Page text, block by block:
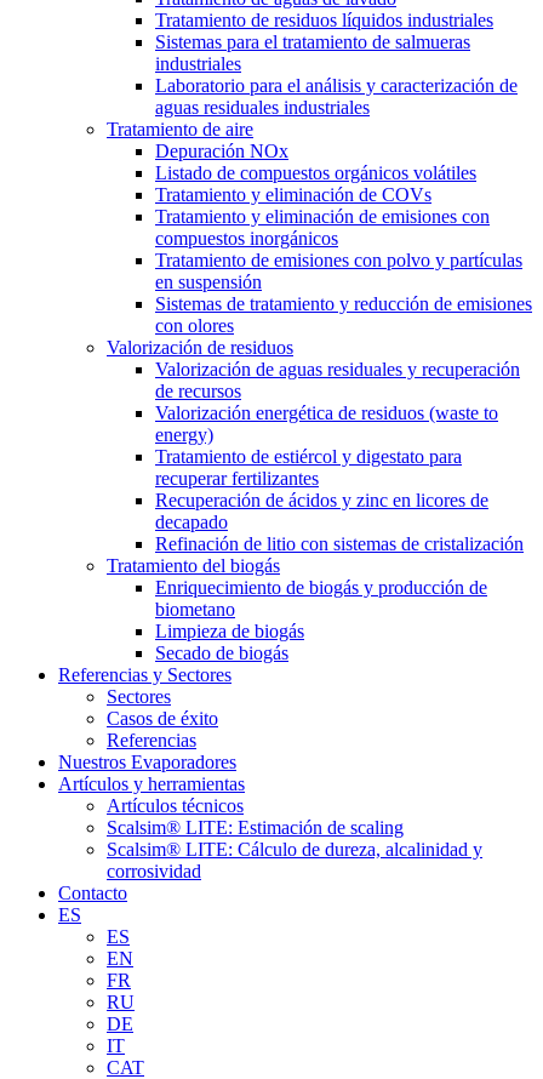
Tratamiento de residuos líquidos industriales
Sistemas para el tratamiento de salmueras
industriales
Laboratorio para el análisis y caracterización de
aguas residuales industriales
Tratamiento de aire
Depuración NOx
Listado de compuestos orgánicos volátiles
Tratamiento y eliminación de COVs
Tratamiento y eliminación de emisiones con
compuestos inorgánicos
Tratamiento de emisiones con polvo y partículas
en suspensión
Sistemas de tratamiento y reducción de emisiones
con olores
Valorización de residuos
Valorización de aguas residuales y recuperación
de recursos
Valorización energética de residuos (waste to
energy)
Tratamiento de estiércol y digestato para
recuperar fertilizantes
Recuperación de ácidos y zinc en licores de
decapado
Refinación de litio con sistemas de cristalización
Tratamiento del biogás
Enriquecimiento de biogás y producción de
biometano
Limpieza de biogás
Secado de biogás
Referencias y Sectores
Sectores
Casos de éxito
Referencias
Nuestros Evaporadores
Artículos y herramientas
Artículos técnicos
Scalsim® LITE: Estimación de scaling
Scalsim® LITE: Cálculo de dureza, alcalinidad y
corrosividad
Contacto
ES
ES
EN
FR
RU
DE
IT
CAT